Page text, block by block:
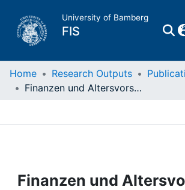
University of Bamberg
FIS
Home
Home Research Outputs
Finanzen und Altersvorsorge
Finanzen und